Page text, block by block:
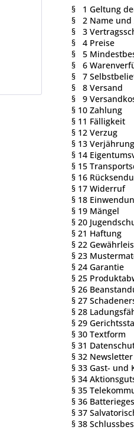
§ 1 Geltung
§ 2 Name und
§ 3
§ 4 Preise
§ 5
§ 6
§ 7
§ 8 Versand
§ 9
§ 10 Zahlung
§ 11 Fälligkeit
§ 12 Verzug
§ 13 Verjährung
§ 14
§ 15
§ 16
§ 17 Widerruf
§ 18
§ 19 Mängel
§ 20
§ 21 Haftung
§ 22
§ 23
§ 24 Garantie
§ 25
§ 26
§ 27
§ 28
§ 29
§ 30 Textform
§ 31
§ 32 Newsletter
§ 33 Gast- und
§ 34
§ 35
§ 36
§ 37
§ 38